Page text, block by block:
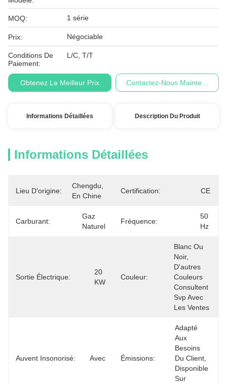
MOQ: 1 série
Prix: Négociable
Conditions De
Paiement:
L/C, T/T
Obtenez Le Meilleur Prix Contactez-Nous Maintenant
Informations Détaillées Description Du Produit
Informations Détaillées
Lieu D'origine:
Chengdu,
En Chine
Certification: CE
Carburant:
Gaz
Naturel
Fréquence:
50
Hz
Sortie Électrique:
20
KW
Couleur:
Blanc Ou
Noir,
D'autres
Couleurs
Consultent
Svp Avec
Les Ventes
Auvent Insonorisé: Avec Émissions:
Adapté
Aux
Besoins
Du Client,
Disponible
Sur